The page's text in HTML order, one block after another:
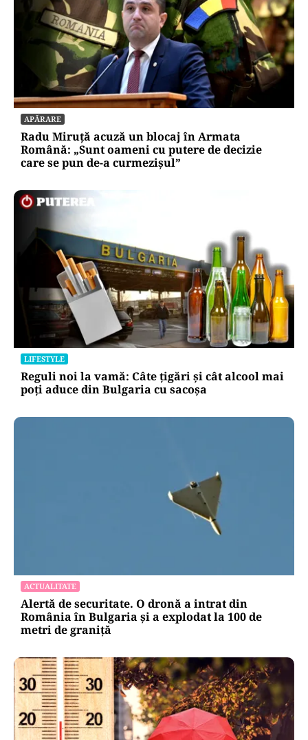
APĂRARE
Radu Miruță acuză un blocaj în Armata
Română: „Sunt oameni cu putere de decizie
care se pun de-a curmezișul”
LIFESTYLE
Reguli noi la vamă: Câte țigări și cât alcool mai
poți aduce din Bulgaria cu sacoșa
ACTUALITATE
Alertă de securitate. O dronă a intrat din
România în Bulgaria şi a explodat la 100 de
metri de graniţă